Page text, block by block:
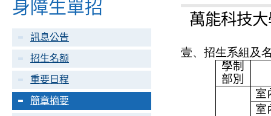
身障生單招
訊息公告
招生名额
重要日程
簡章摘要
萬能科技
壹、 招生系組及
學制
部別
室
室